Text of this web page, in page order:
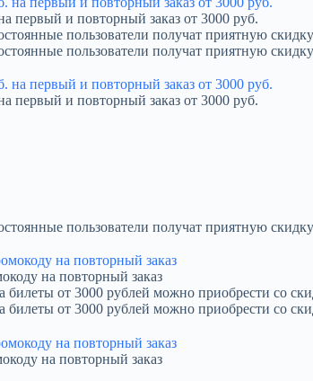
первый и повторный заказ от 3000 руб.
пользователи получат приятную
пользователи получат приятную
первый и повторный заказ от 3000 руб.
пользователи получат приятную
на повторный заказ
от 3000 рублей можно приобрести со
от 3000 рублей можно приобрести со
на повторный заказ